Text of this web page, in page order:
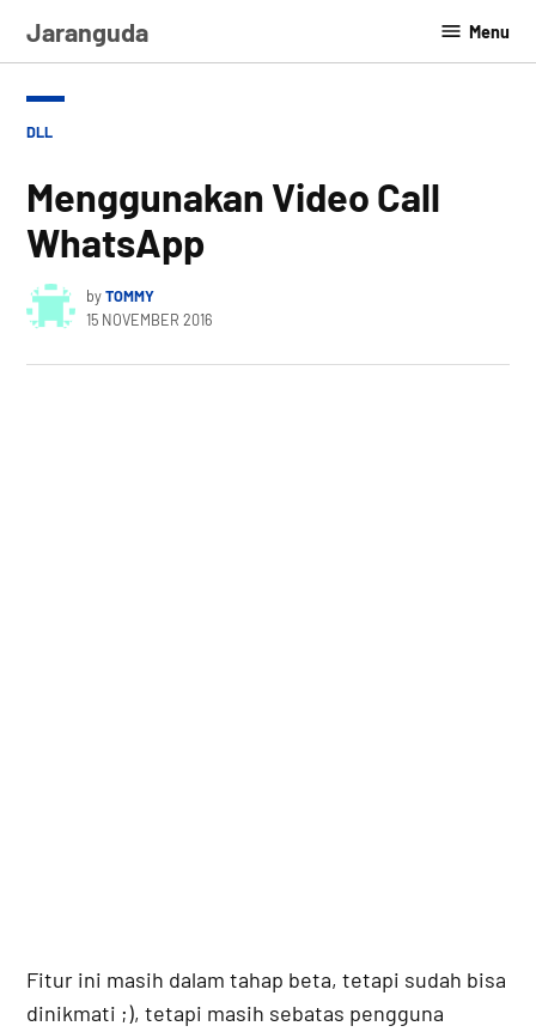
Jaranguda Menu
POSTED
DLL
Menggunakan Video Call
WhatsApp
byTOMMY
15 NOVEMBER 2016
Fitur ini masih dalam tahap beta, tetapi sudah bisa
dinikmati ;), tetapi masih sebatas pengguna